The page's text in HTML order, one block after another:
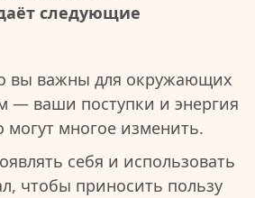
следующие
вы важны для окружающих
— ваши поступки и энергия
могут многое изменить.
себя и использовать
чтобы приносить пользу